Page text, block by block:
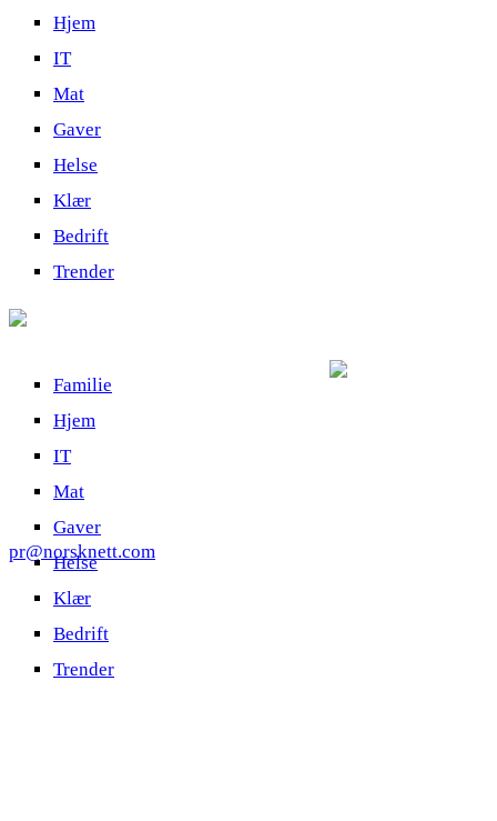
Hjem
IT
Mat
Gaver
Helse
Klær
Bedrift
Trender
Familie
Hjem
IT
Mat
Gaver
Helse
Klær
Bedrift
Trender
pr@norsknett.com